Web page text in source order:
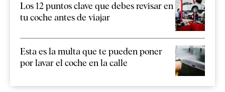
Los 12 puntos clave que debes revisar en
tu coche antes de viajar
Esta es la multa que te pueden poner
por lavar el coche en la calle